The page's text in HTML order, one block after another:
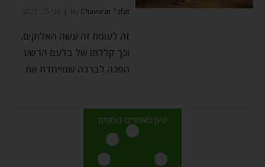
by Chavurat Tzfat יוני 25, 2023
זה לעומת זה עשה האלוקים,
וכך קללתו של בלעם הרשע
הפכה לברכה שמייחדת את
טען מאמרים נוספים